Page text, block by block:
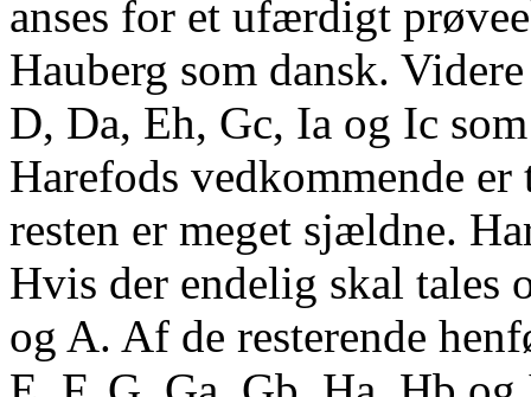
anses for et ufærdigt
Hauberg som dansk.
D, Da, Eh, Gc, Ia og Ic
Harefods vedkommende
resten er meget sjældne.
Hvis der endelig skal tales
og A. Af de resterende